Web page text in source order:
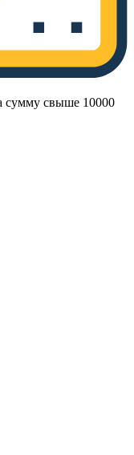
сумму свыше 10000